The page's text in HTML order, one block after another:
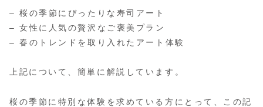
– 桜の季節にぴったりな寿司アート
– 女性に人気の贅沢なご褒美プラン
– 春のトレンドを取り入れたアート体験
上記について、簡単に解説しています。
桜の季節に特別な体験を求めている方にとって、この記